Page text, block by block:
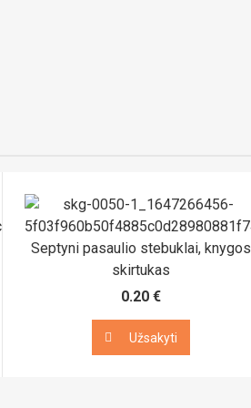
Septyni pasaulio stebuklai, knygos
skirtukas
0.20 €
Užsakyti
Užsakyti